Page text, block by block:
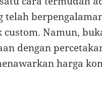
telah
custom. Namun,
dengan
harga